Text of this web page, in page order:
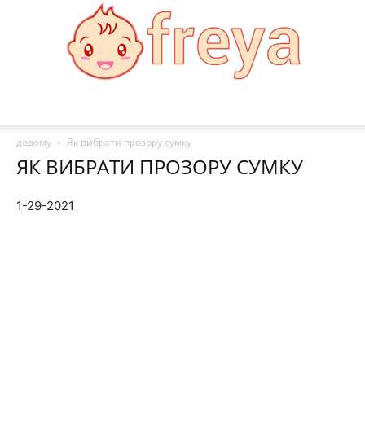
додому
Як вибрати прозору сумку
ЯК ВИБРАТИ ПРОЗОРУ СУМКУ
1-29-2021